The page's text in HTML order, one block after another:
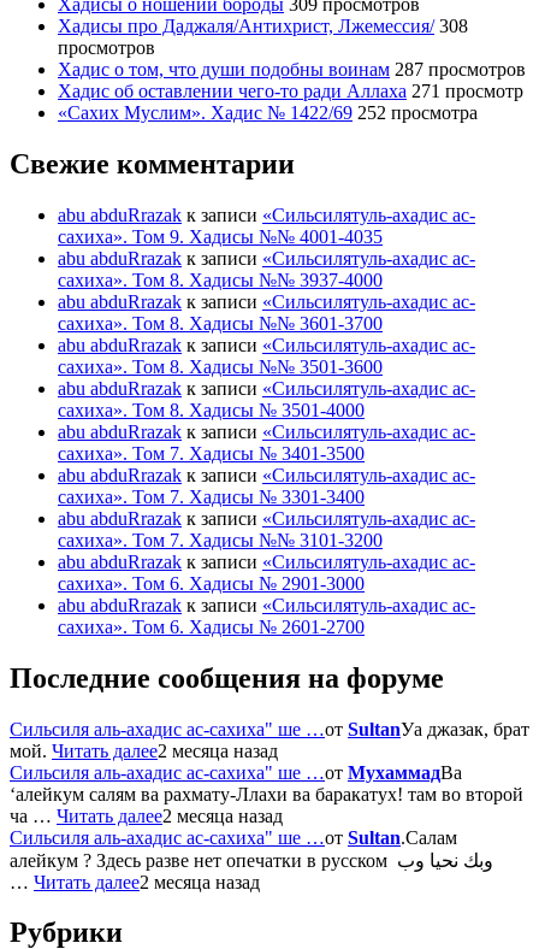
Хадисы о ношении бороды 309 просмотров
Хадисы про Даджаля/Антихрист, Лжемессия/ 308
просмотров
Хадис о том, что души подобны воинам 287 просмотров
Хадис об оставлении чего-то ради Аллаха 271 просмотр
«Сахих Муслим». Хадис № 1422/69 252 просмотра
Свежие комментарии
abu abduRrazak к записи «Сильсилятуль-ахадис ас-
сахиха». Том 9. Хадисы №№ 4001-4035
abu abduRrazak к записи «Сильсилятуль-ахадис ас-
сахиха». Том 8. Хадисы №№ 3937-4000
abu abduRrazak к записи «Сильсилятуль-ахадис ас-
сахиха». Том 8. Хадисы №№ 3601-3700
abu abduRrazak к записи «Сильсилятуль-ахадис ас-
сахиха». Том 8. Хадисы №№ 3501-3600
abu abduRrazak к записи «Сильсилятуль-ахадис ас-
сахиха». Том 8. Хадисы № 3501-4000
abu abduRrazak к записи «Сильсилятуль-ахадис ас-
сахиха». Том 7. Хадисы № 3401-3500
abu abduRrazak к записи «Сильсилятуль-ахадис ас-
сахиха». Том 7. Хадисы № 3301-3400
abu abduRrazak к записи «Сильсилятуль-ахадис ас-
сахиха». Том 7. Хадисы №№ 3101-3200
abu abduRrazak к записи «Сильсилятуль-ахадис ас-
сахиха». Том 6. Хадисы № 2901-3000
abu abduRrazak к записи «Сильсилятуль-ахадис ас-
сахиха». Том 6. Хадисы № 2601-2700
Последние сообщения на форуме
Сильсиля аль-ахадис ас-сахиха" ше …от SultanУа джазак, брат
мой. Читать далее2 месяца назад
Сильсиля аль-ахадис ас-сахиха" ше …от МухаммадВа
‘алейкум салям ва рахмату-Ллахи ва баракатух! там во второй
ча … Читать далее2 месяца назад
Сильсиля аль-ахадис ас-сахиха" ше …от Sultan.Салам
алейкум ? Здесь разве нет опечатки в русском وبك نحيا وب
… Читать далее2 месяца назад
Рубрики